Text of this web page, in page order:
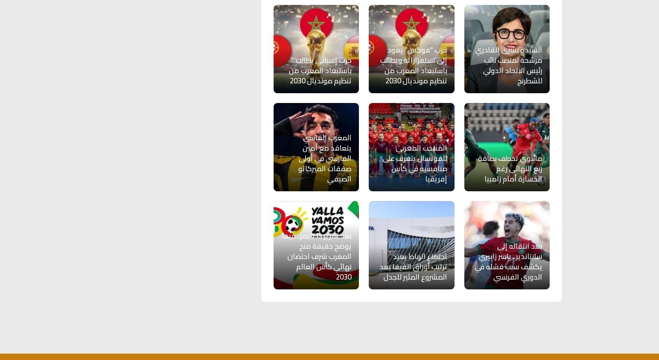
السيدة بشرى القادري
مرشحة لمنصب نائب
رئيس الاتحاد الدولي
للشطرنج
حزب “فوكس” يعود
إلى استفزازاته ويطالب
باستبعاد المغرب من
تنظيم مونديال 2030
حزب إسباني يطالب
باستبعاد المغرب من
تنظيم مونديال 2030
مالاوي تخطف بطاقة
ربع النهائي رغم
الخسارة أمام زامبيا
المنتخب المغربي
للفوتسال يتعرف على
منافسيه في كأس
إفريقيا
المغرب الفاسي
يتعاقد مع أمين
الفارسي في أولى
صفقات الميركاتو
الصيفي
بعد انتقاله إلى
سانتاندير.. ياسر زابيري
يكشف سبب فشله في
الدوري الفرنسي
اجتماع الرباط يعيد
ترتيب أوراق الفيفا بعد
المشروع المثير للجدل
بعد تقرير ذا تايمز.. فيفا
يوضح حقيقة منح
المغرب شرف احتضان
نهائي كأس العالم
2030